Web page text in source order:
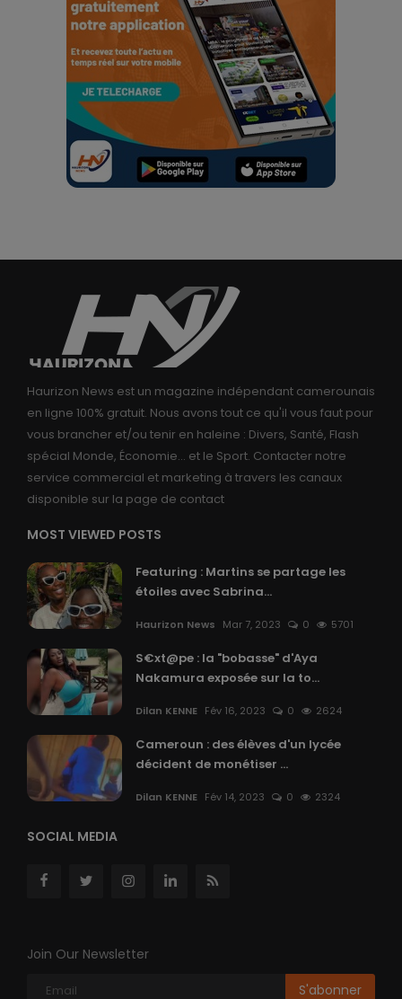
Haurizon News est un magazine indépendant camerounais
en ligne 100% gratuit. Nous avons tout ce qu'il vous faut pour
vous brancher et/ou tenir en haleine : Divers, Santé, Flash
spécial Monde, Économie... et le Sport. Contacter notre
service commercial et marketing à travers les canaux
disponible sur la page de contact
MOST VIEWED POSTS
Featuring : Martins se partage les
étoiles avec Sabrina...
Haurizon News Mar 7, 2023 0 5701
S€xt@pe : la "bobasse" d'Aya
Nakamura exposée sur la to...
Dilan KENNE Fév 16, 2023 0 2624
Cameroun : des élèves d'un lycée
décident de monétiser ...
Dilan KENNE Fév 14, 2023 0 2324
SOCIAL MEDIA
Join Our Newsletter
S'abonner